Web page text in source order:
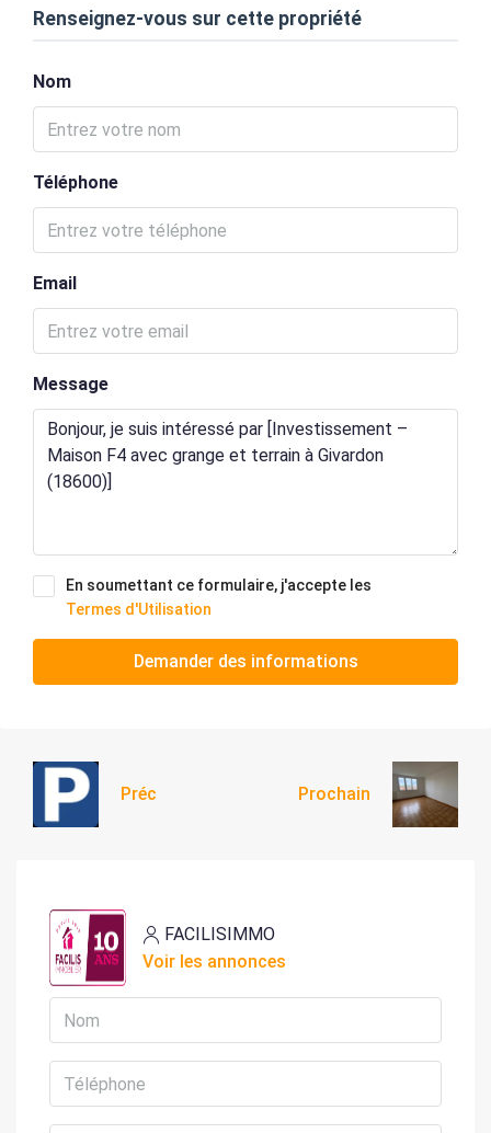
Renseignez-vous sur cette propriété
Nom
Téléphone
Email
Message
En soumettant ce formulaire, j'accepte les
Termes d'Utilisation
Demander des informations
Préc Prochain
FACILISIMMO
Voir les annonces